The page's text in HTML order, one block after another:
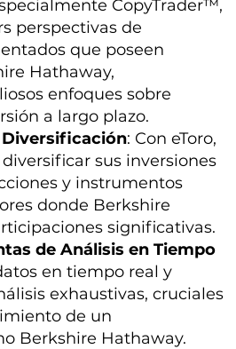
CopyTrader™,
perspectivas de
que poseen
Hathaway,
enfoques sobre
a largo plazo.
: Con eToro,
sus inversiones
y instrumentos
donde Berkshire
significativas.
de Análisis en Tiempo
en tiempo real y
exhaustivas, cruciales
de un
Berkshire Hathaway.